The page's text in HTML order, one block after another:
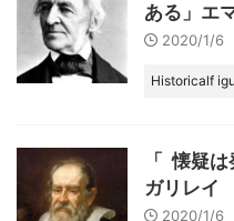
ある」エ
2020/1/6
Historicalf
「 懐疑
ガリレイ
2020/1/6